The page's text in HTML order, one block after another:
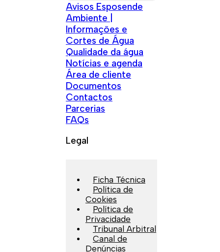
Avisos Esposende
Ambiente |
Informações e
Cortes de Água
Qualidade da água
Notícias e agenda
Área de cliente
Documentos
Contactos
Parcerias
FAQs
Legal
Ficha Técnica
Política de
Cookies
Política de
Privacidade
Tribunal Arbitral
Canal de
Denúncias